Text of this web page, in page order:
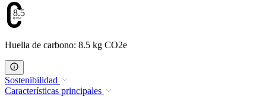
8.5
Huella de carbono: 8.5 kg CO2e
Sostenibilidad
Características principales